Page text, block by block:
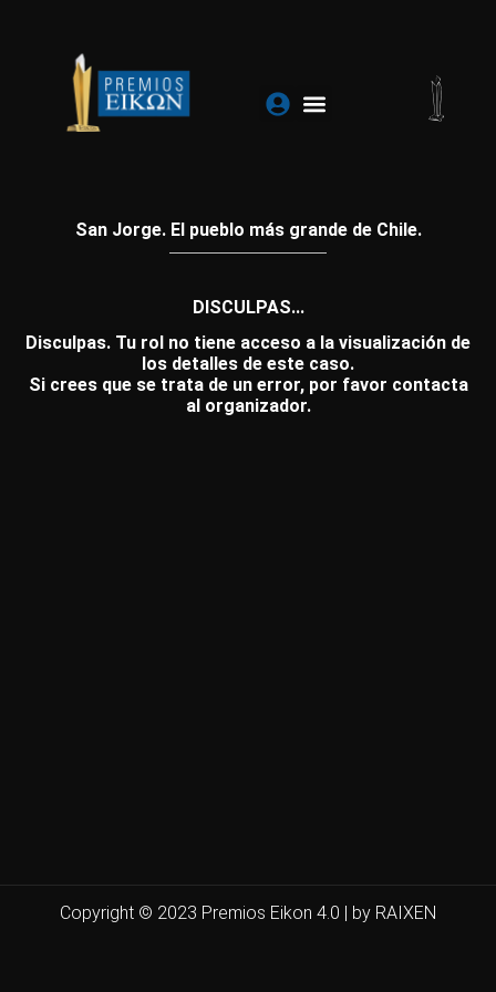
contenido
San Jorge. El pueblo más grande de Chile.
DISCULPAS...
Disculpas. Tu rol no tiene acceso a la visualización de
los detalles de este caso.
Si crees que se trata de un error, por favor contacta
al organizador.
Copyright © 2023 Premios Eikon 4.0 | by RAIXEN